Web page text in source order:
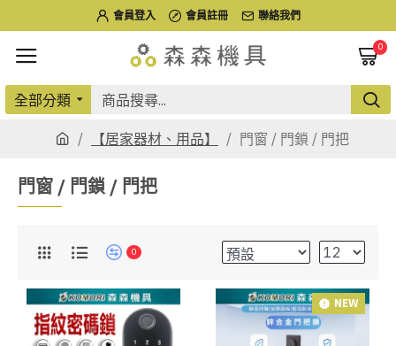
會員登入 會員註冊 聯絡我們
0
全部分類
【居家器材、用品】 門窗 / 門鎖 / 門把
門窗 / 門鎖 / 門把
0
NEW